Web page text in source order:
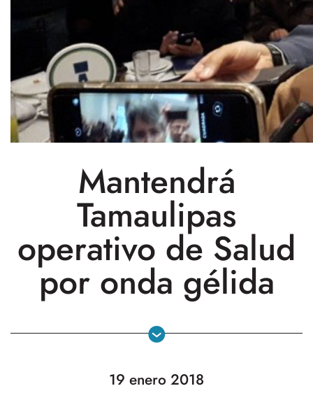
Mantendrá
Tamaulipas
operativo de Salud
por onda gélida
19 enero 2018